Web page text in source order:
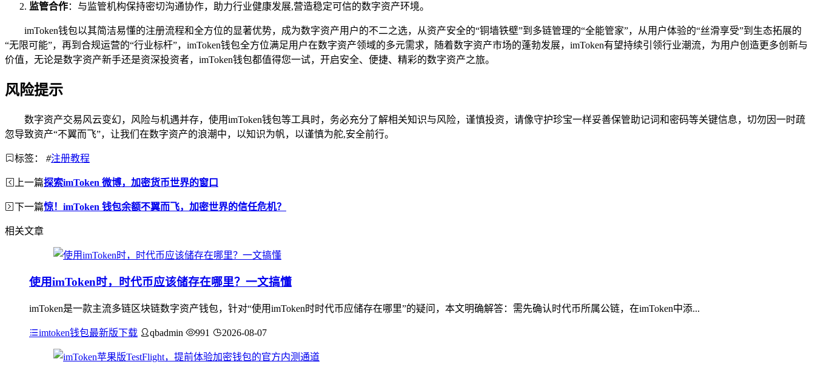
监管合作：与监管机构保持密切沟通协作，助力行业健康发展,营造稳定可信的数字资产环境。
imToken钱包以其简洁易懂的注册流程和全方位的显著优势，成为数字资产用户的不二之选，从资产安全的“铜墙铁壁”到多链管理的“全能管家”，从用户体验的“丝滑享受”到生态拓展的
“无限可能”，再到合规运营的“行业标杆”，imToken钱包全方位满足用户在数字资产领域的多元需求，随着数字资产市场的蓬勃发展，imToken有望持续引领行业潮流，为用户创造更多创新与
价值，无论是数字资产新手还是资深投资者，imToken钱包都值得您一试，开启安全、便捷、精彩的数字资产之旅。
风险提示
数字资产交易风云变幻，风险与机遇并存，使用imToken钱包等工具时，务必充分了解相关知识与风险，谨慎投资，请像守护珍宝一样妥善保管助记词和密码等关键信息，切勿因一时疏
忽导致资产“不翼而飞”，让我们在数字资产的浪潮中，以知识为帆，以谨慎为舵,安全前行。
标签： #注册教程
上一篇探索imToken 微博，加密货币世界的窗口
下一篇惊！imToken 钱包余额不翼而飞，加密世界的信任危机？
相关文章
使用imToken时，时代币应该储存在哪里？一文搞懂
imToken是一款主流多链区块链数字资产钱包，针对“使用imToken时时代币应储存在哪里”的疑问，本文明确解答：需先确认时代币所属公链，在imToken中添...
imtoken钱包最新版下载 qbadmin 991 2026-08-07